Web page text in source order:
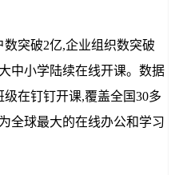
数突破2亿,企业组织数突破
中小学陆续在线开课。数据
级在钉钉开课,覆盖全国30多
全球最大的在线办公和学习